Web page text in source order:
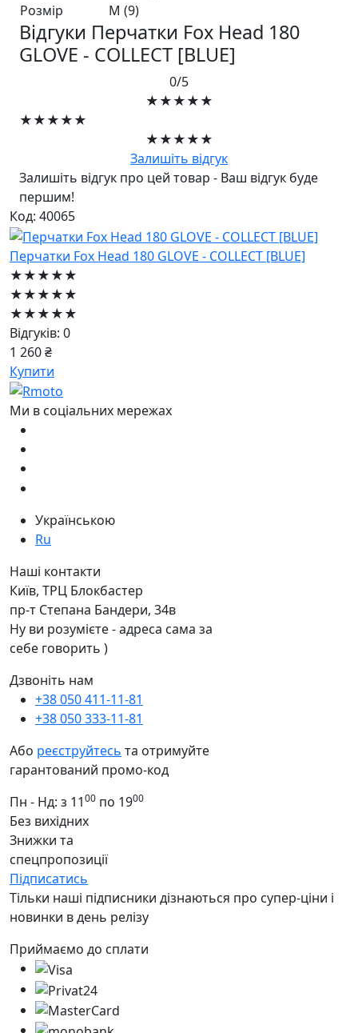
Розмір
M (9)
Відгуки Перчатки Fox Head 180
GLOVE - COLLECT [BLUE]
0/5
★★★★★
★★★★★
★★★★★
Залишіть відгук
Залишіть відгук про цей товар - Ваш відгук буде
першим!
Код: 40065
Перчатки Fox Head 180 GLOVE - COLLECT [BLUE]
★★★★★
★★★★★
★★★★★
Відгуків: 0
1 260 ₴
Купити
Ми в соціальних мережах
Українською
Ru
Наші контакти
Київ, ТРЦ Блокбастер
пр-т Степана Бандери, 34в
Ну ви розумієте - адреса сама за
себе говорить )
Дзвоніть нам
+38 050 411-11-81
+38 050 333-11-81
Або реєструйтесь та отримуйте
гарантований промо-код
Пн - Нд: з 1100 по 1900
Без вихідних
Знижки та
спецпропозиції
Підписатись
Тільки наші підписники дізнаються про супер-ціни і
новинки в день релізу
Приймаємо до сплати